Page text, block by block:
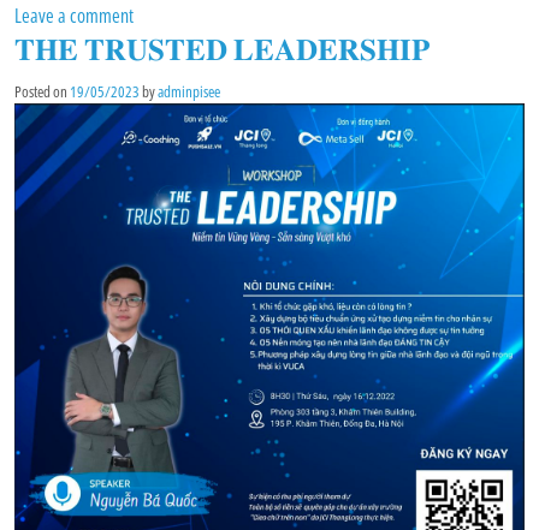
Leave a comment
𝐓𝐇𝐄 𝐓𝐑𝐔𝐒𝐓𝐄𝐃 𝐋𝐄𝐀𝐃𝐄𝐑𝐒𝐇𝐈𝐏
Posted on 19/05/2023byadminpisee